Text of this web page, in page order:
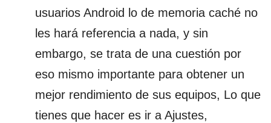
usuarios Android lo de memoria caché no
les hará referencia a nada, y sin
embargo, se trata de una cuestión por
eso mismo importante para obtener un
mejor rendimiento de sus equipos, Lo que
tienes que hacer es ir a Ajustes,